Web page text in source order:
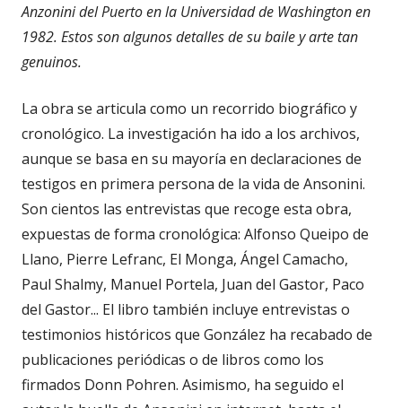
Anzonini del Puerto en la Universidad de Washington en
1982. Estos son algunos detalles de su baile y arte tan
genuinos.
La obra se articula como un recorrido biográfico y
cronológico. La investigación ha ido a los archivos,
aunque se basa en su mayoría en declaraciones de
testigos en primera persona de la vida de Ansonini.
Son cientos las entrevistas que recoge esta obra,
expuestas de forma cronológica: Alfonso Queipo de
Llano, Pierre Lefranc, El Monga, Ángel Camacho,
Paul Shalmy, Manuel Portela, Juan del Gastor, Paco
del Gastor... El libro también incluye entrevistas o
testimonios históricos que González ha recabado de
publicaciones periódicas o de libros como los
firmados Donn Pohren. Asimismo, ha seguido el